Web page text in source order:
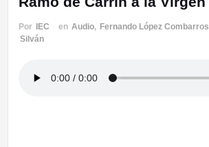
Por IEC en Audio, Fernando López Combarros
Silván